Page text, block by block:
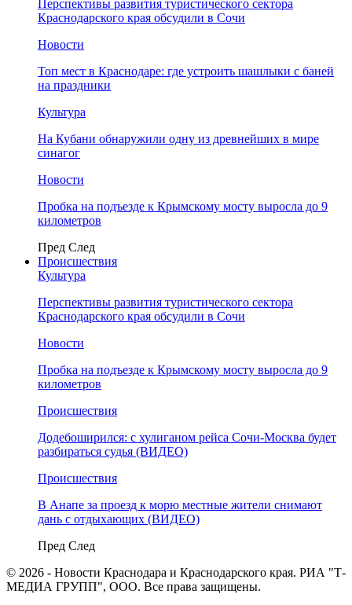
Перспективы развития туристического сектора
Краснодарского края обсудили в Сочи
Новости
Топ мест в Краснодаре: где устроить шашлыки с баней
на праздники
Культура
На Кубани обнаружили одну из древнейших в мире
синагог
Новости
Пробка на подъезде к Крымскому мосту выросла до 9
километров
Пред След
Происшествия
Культура
Перспективы развития туристического сектора
Краснодарского края обсудили в Сочи
Новости
Пробка на подъезде к Крымскому мосту выросла до 9
километров
Происшествия
Додебоширился: с хулиганом рейса Сочи-Москва будет
разбираться судья (ВИДЕО)
Происшествия
В Анапе за проезд к морю местные жители снимают
дань с отдыхающих (ВИДЕО)
Пред След
© 2026 - Новости Краснодара и Краснодарского края. РИА "Т-
МЕДИА ГРУПП", ООО. Все права защищены.